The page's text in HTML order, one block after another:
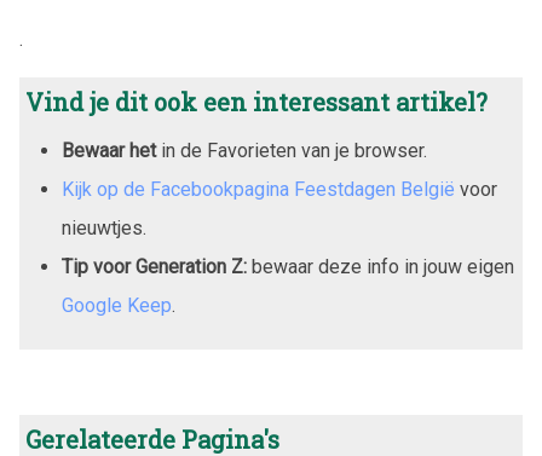
.
Vind je dit ook een interessant artikel?
Bewaar hetin de Favorieten van je browser.
Kijk op de Facebookpagina Feestdagen België voor
nieuwtjes.
Tip voor Generation Z: bewaar deze info in jouw eigen
Google Keep.
Gerelateerde Pagina's